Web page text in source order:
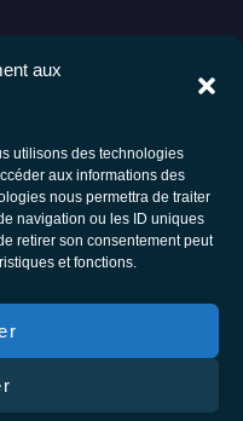
aux
utilisons des technologies
aux informations des
nous permettra de traiter
navigation ou les ID uniques
retirer son consentement peut
et fonctions.
bien être.
Instagram
- Thérapie comportementale et
d’utilisation
de vente